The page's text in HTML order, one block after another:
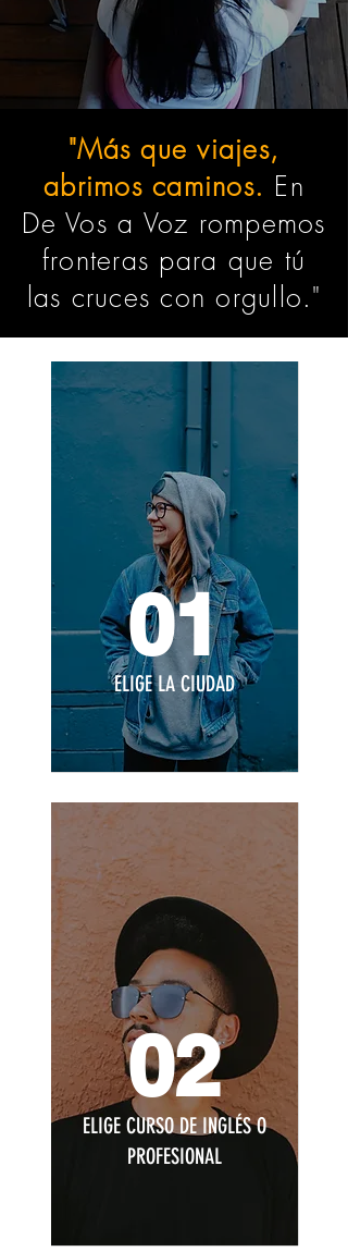
"Más que viajes,
abrimos caminos. En
De Vos a Voz rompemos
fronteras para que tú
las cruces con orgullo."
01
ELIGE LA CIUDAD
02
ELIGE CURSO DE INGLÉS O
PROFESIONAL